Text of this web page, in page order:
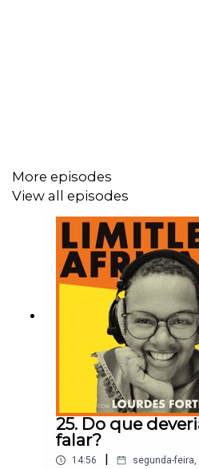
More episodes
View all episodes
25. Do que
falar?
14:56
segunda-